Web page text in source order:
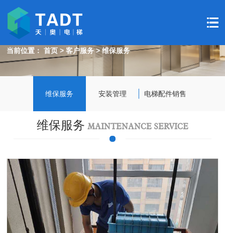
天奥电梯-动静之间，达您所愿！
TIANAO - STATIC AND DYNAMIC, ACHIEVE YOUR WISH!
当前位置：首页 >客户服务>维保服务
维保服务 安装管理 电梯配件销售
维保服务 MAINTENANCE SERVICE